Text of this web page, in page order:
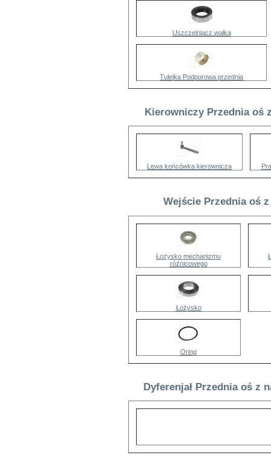
Uszczelniacz wałka
Tulejka Podporowa przednia
Kierowniczy Przednia oś
Lewa końcówka kierownicza
Wejście Przednia oś
Łożysko mechanizmu
różnicowego
Łożysko
Oring
Dyferenjał Przednia oś z